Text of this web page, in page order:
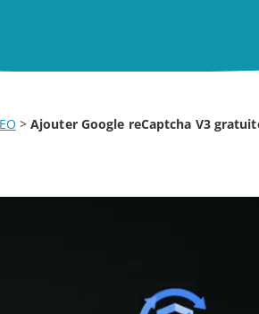
>Ajouter Google reCaptcha V3